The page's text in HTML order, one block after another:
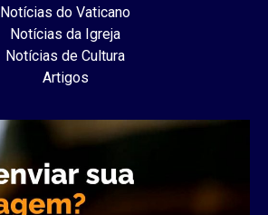
Notícias do Vaticano
Notícias da Igreja
Notícias de Cultura
Artigos